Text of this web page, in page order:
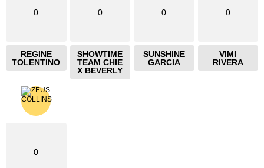
0
REGINE
TOLENTINO
0
SHOWTIME
TEAM CHIE
X BEVERLY
0
SUNSHINE
GARCIA
0
VIMI
RIVERA
0